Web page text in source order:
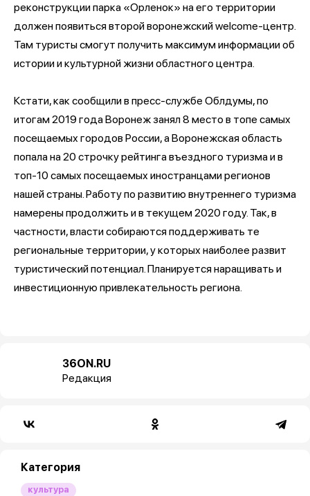
реконструкции парка «Орленок» на его территории
должен появиться второй воронежский welcome-центр.
Там туристы смогут получить максимум информации об
истории и культурной жизни областного центра.
Кстати, как сообщили в пресс-службе Облдумы, по
итогам 2019 года Воронеж занял 8 место в топе самых
посещаемых городов России, а Воронежская область
попала на 20 строчку рейтинга въездного туризма и в
топ-10 самых посещаемых иностранцами регионов
нашей страны. Работу по развитию внутреннего туризма
намерены продолжить и в текущем 2020 году. Так, в
частности, власти собираются поддерживать те
региональные территории, у которых наиболее развит
туристический потенциал. Планируется наращивать и
инвестиционную привлекательность региона.
36ON.RU
Редакция
Категория
культура